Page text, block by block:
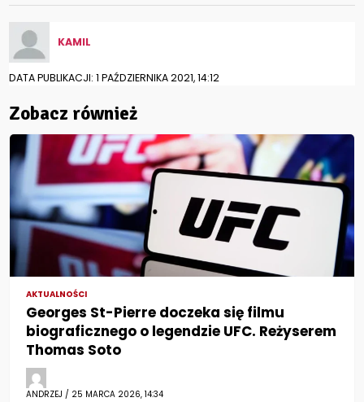
KAMIL
DATA PUBLIKACJI: 1 PAŹDZIERNIKA 2021, 14:12
Zobacz również
AKTUALNOŚCI
Georges St-Pierre doczeka się filmu
biograficznego o legendzie UFC. Reżyserem
Thomas Soto
ANDRZEJ / 25 MARCA 2026, 14:34